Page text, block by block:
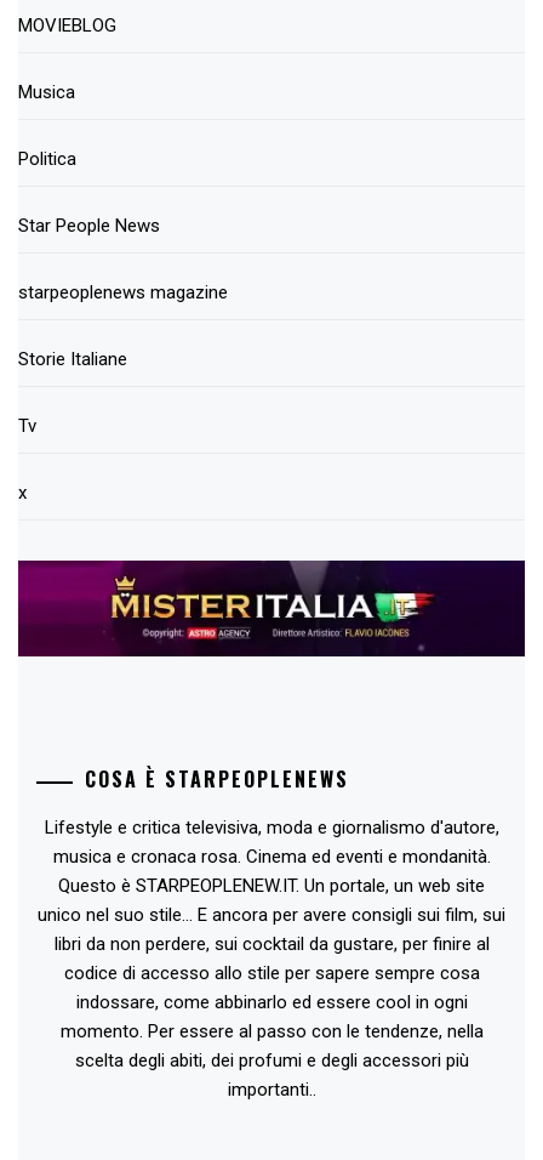
MOVIEBLOG
Musica
Politica
Star People News
starpeoplenews magazine
Storie Italiane
Tv
x
COSA È STARPEOPLENEWS
Lifestyle e critica televisiva, moda e giornalismo d'autore,
musica e cronaca rosa. Cinema ed eventi e mondanità.
Questo è STARPEOPLENEW.IT. Un portale, un web site
unico nel suo stile... E ancora per avere consigli sui film, sui
libri da non perdere, sui cocktail da gustare, per finire al
codice di accesso allo stile per sapere sempre cosa
indossare, come abbinarlo ed essere cool in ogni
momento. Per essere al passo con le tendenze, nella
scelta degli abiti, dei profumi e degli accessori più
importanti..